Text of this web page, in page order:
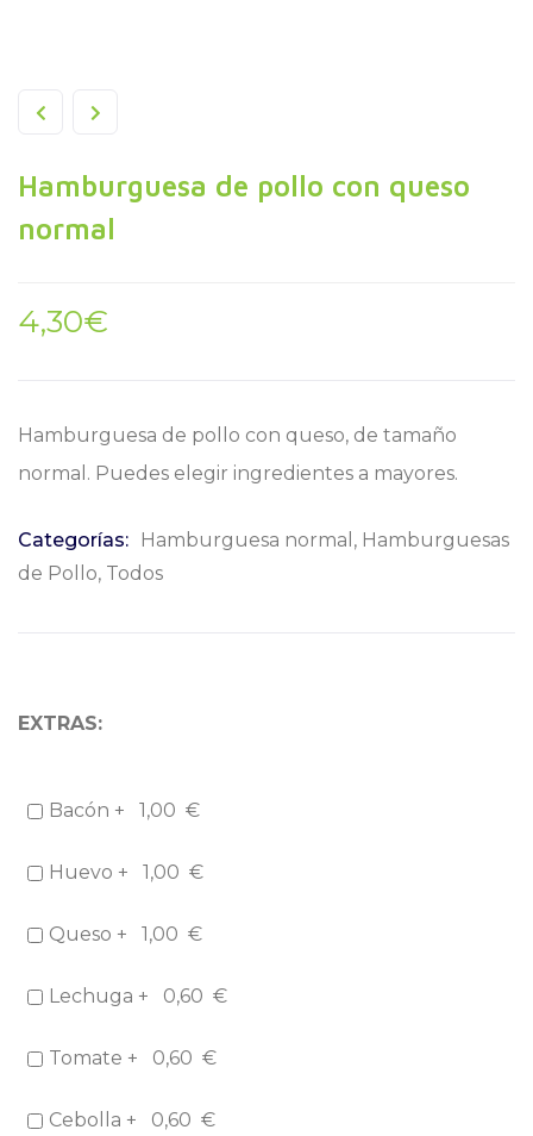
Hamburguesa de pollo con queso
normal
4,30€
Hamburguesa de pollo con queso, de tamaño
normal. Puedes elegir ingredientes a mayores.
Categorías: Hamburguesa normal , Hamburguesas
de Pollo, Todos
EXTRAS:
Bacón + 1,00 €
Huevo + 1,00 €
Queso + 1,00 €
Lechuga + 0,60 €
Tomate + 0,60 €
Cebolla + 0,60 €